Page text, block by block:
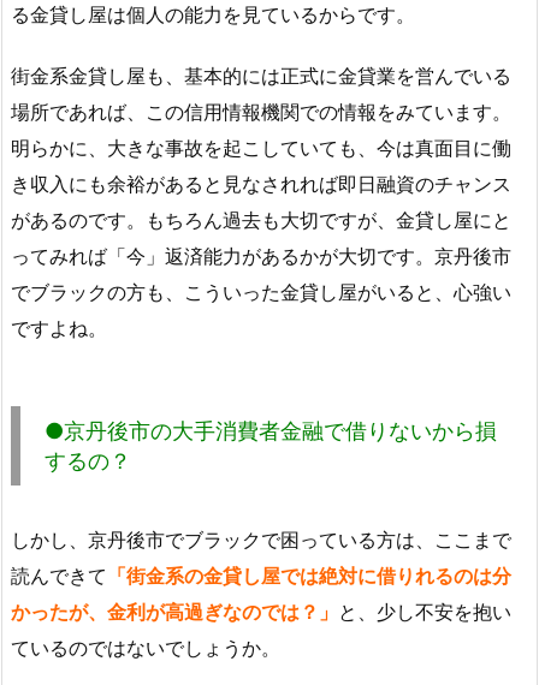
る金貸し屋は個人の能力を見ているからです。
街金系金貸し屋も、基本的には正式に金貸業を営んでいる
場所であれば、この信用情報機関での情報をみています。
明らかに、大きな事故を起こしていても、今は真面目に働
き収入にも余裕があると見なされれば即日融資のチャンス
があるのです。もちろん過去も大切ですが、金貸し屋にと
ってみれば「今」返済能力があるかが大切です。京丹後市
でブラックの方も、こういった金貸し屋がいると、心強い
ですよね。
●京丹後市の大手消費者金融で借りないから損
するの？
しかし、京丹後市でブラックで困っている方は、ここまで
読んできて 「街金系の金貸し屋では絶対に借りれるのは分
かったが、金利が高過ぎなのでは？」 と、少し不安を抱い
ているのではないでしょうか。